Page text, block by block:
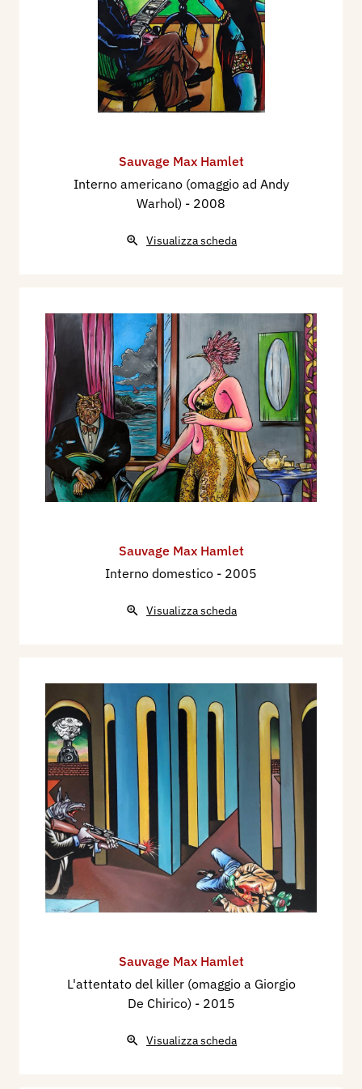
Sauvage Max Hamlet
Interno americano (omaggio ad Andy
Warhol) - 2008
Visualizza scheda
Sauvage Max Hamlet
Interno domestico - 2005
Visualizza scheda
Sauvage Max Hamlet
L'attentato del killer (omaggio a Giorgio
De Chirico) - 2015
Visualizza scheda